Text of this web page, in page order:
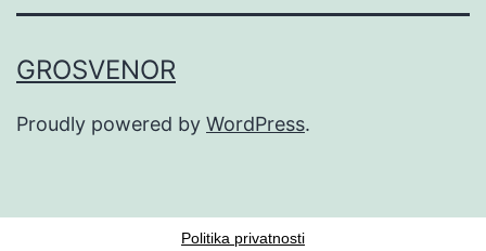
GROSVENOR
Proudly powered by WordPress.
Politika privatnosti